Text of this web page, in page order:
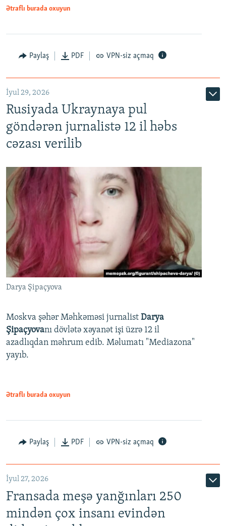
Ətraflı burada oxuyun
Paylaş PDF VPN-siz açmaq
İyul 29, 2026
Rusiyada Ukraynaya pul
göndərən jurnalistə 12 il həbs
cəzası verilib
Darya Şipaçyova
Moskva şəhər Məhkəməsi jurnalist Darya
Şipaçyovanı dövlətə xəyanət işi üzrə 12 il
azadlıqdan məhrum edib. Məlumatı "Mediazona"
yayıb.
Ətraflı burada oxuyun
Paylaş PDF VPN-siz açmaq
İyul 27, 2026
Fransada meşə yanğınları 250
mindən çox insanı evindən